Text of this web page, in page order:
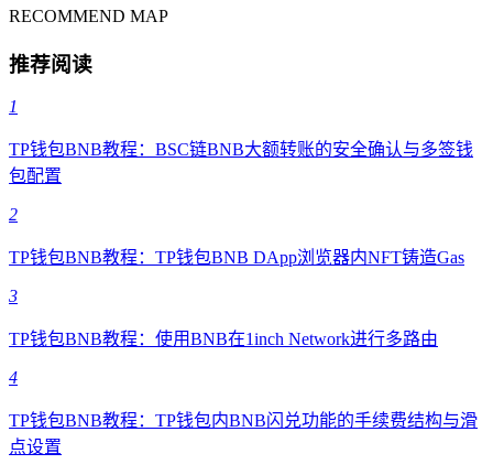
RECOMMEND MAP
推荐阅读
1
TP钱包BNB教程：BSC链BNB大额转账的安全确认与多签钱
包配置
2
TP钱包BNB教程：TP钱包BNB DApp浏览器内NFT铸造Gas
3
TP钱包BNB教程：使用BNB在1inch Network进行多路由
4
TP钱包BNB教程：TP钱包内BNB闪兑功能的手续费结构与滑
点设置